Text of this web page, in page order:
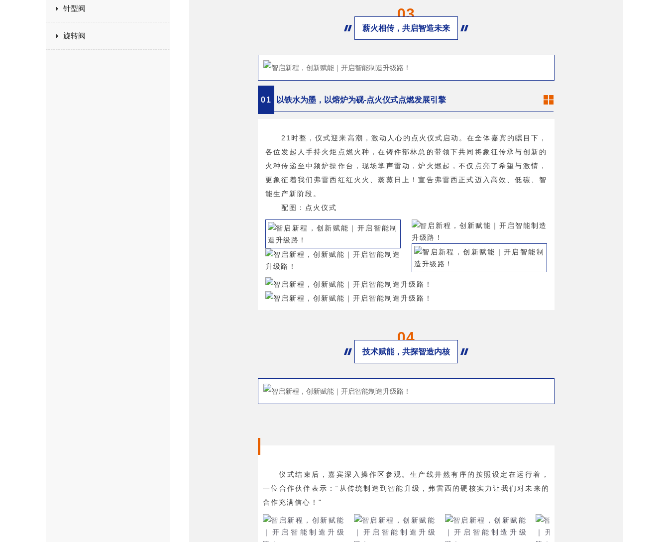
针型阀
旋转阀
03
薪火相传，共启智造未来
01 以铁水为墨，以熔炉为砚-点火仪式点燃发展引擎
21时整，仪式迎来高潮，激动人心的点火仪式启动。在全体嘉宾的瞩目下，
各位发起人手持火炬点燃火种，在铸件部林总的带领下共同将象征传承与创新的
火种传递至中频炉操作台，现场掌声雷动，炉火燃起，不仅点亮了希望与激情，
更象征着我们弗雷西红红火火、蒸蒸日上！宣告弗雷西正式迈入高效、低碳、智
能生产新阶段。
配图：点火仪式
04
技术赋能，共探智造内核
仪式结束后，嘉宾深入操作区参观。生产线井然有序的按照设定在运行着，
一位合作伙伴表示：“从传统制造到智能升级，弗雷西的硬核实力让我们对未来的
合作充满信心！"